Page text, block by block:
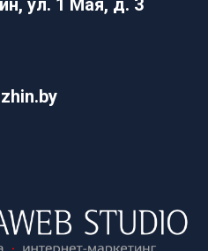
ул. 1 Мая, д. 3